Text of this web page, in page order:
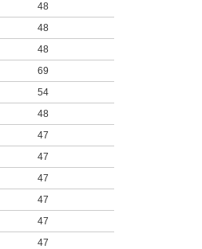
48
48
48
69
54
48
47
47
47
47
47
47